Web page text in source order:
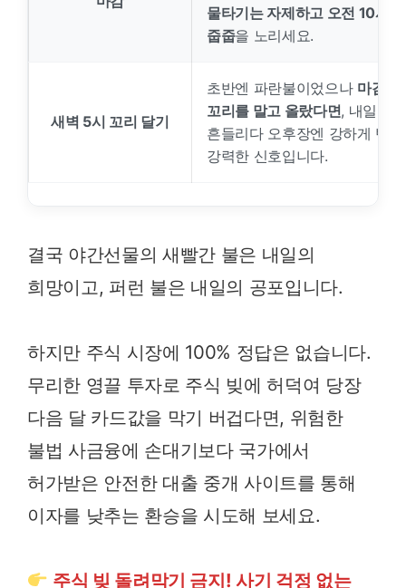
물타기는 자제하고 오전 10시
줍줍을 노리세요.
새벽 5시 꼬리 달기
초반엔 파란불이었으나 마감
꼬리를 말고 올랐다면, 내일 코
흔들리다 오후장엔 강하게 반
강력한 신호입니다.
결국 야간선물의 새빨간 불은 내일의
희망이고, 퍼런 불은 내일의 공포입니다.
하지만 주식 시장에 100% 정답은 없습니다.
무리한 영끌 투자로 주식 빚에 허덕여 당장
다음 달 카드값을 막기 버겁다면, 위험한
불법 사금융에 손대기보다 국가에서
허가받은 안전한 대출 중개 사이트를 통해
이자를 낮추는 환승을 시도해 보세요.
주식 빚 돌려막기 금지! 사기 걱정 없는